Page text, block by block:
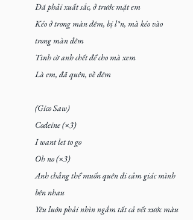
Đã phải xuất sắc, ở trước mặt em
Kéo ở trong màn đêm, bị l*n, mà kéo vào
trong màn đêm
Tình cờ anh chết để cho mà xem
Là em, đã quên, về đêm
(Gico Saw)
Codeine (×3)
I want let to go
Oh no (×3)
Anh chẳng thể muốn quên đi cảm giác mình
bên nhau
Yêu luôn phải nhìn ngắm tất cả vết xước màu